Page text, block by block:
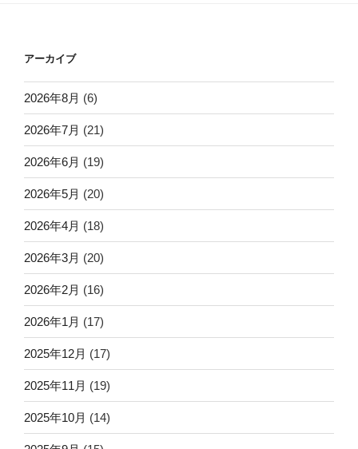
アーカイブ
2026年8月 (6)
2026年7月 (21)
2026年6月 (19)
2026年5月 (20)
2026年4月 (18)
2026年3月 (20)
2026年2月 (16)
2026年1月 (17)
2025年12月 (17)
2025年11月 (19)
2025年10月 (14)